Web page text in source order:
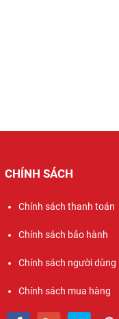
CHÍNH SÁCH
Chính sách thanh toán
Chính sách bảo hành
Chính sách người dùng
Chính sách mua hàng